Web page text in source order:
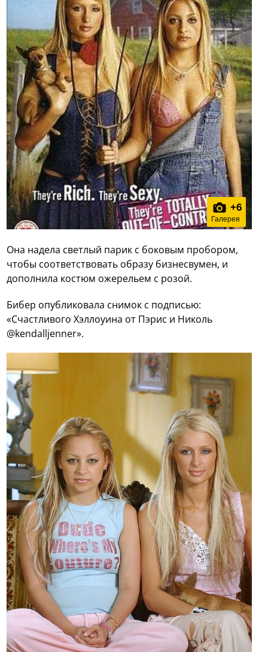
+6
Галерея
Она надела светлый парик с боковым пробором,
чтобы соответствовать образу бизнесвумен, и
дополнила костюм ожерельем с розой.
Бибер опубликовала снимок с подписью:
«Счастливого Хэллоуина от Пэрис и Николь
@kendalljenner».